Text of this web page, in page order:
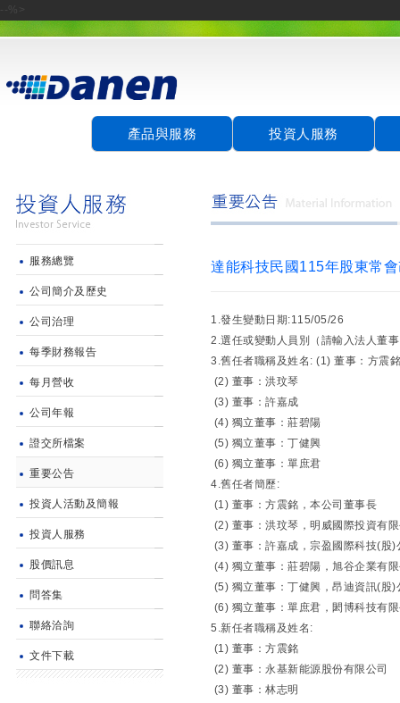
產品與服務 投資人服務
服務總覽
公司簡介及歷史
公司治理
每季財務報告
每月營收
公司年報
證交所檔案
重要公告
投資人活動及簡報
投資人服務
股價訊息
問答集
聯絡洽詢
文件下載
達能科技民國115年股東常
1.發生變動日期:115/05/26
2.選任或變動人員別（請輸入法人董
3.舊任者職稱及姓名: (1) 董事：方震銘
(2) 董事：洪玟琴
(3) 董事：許嘉成
(4) 獨立董事：莊碧陽
(5) 獨立董事：丁健興
(6) 獨立董事：單庶君
4.舊任者簡歷:
(1) 董事：方震銘，本公司董事長
(2) 董事：洪玟琴，明威國際投資有
(3) 董事：許嘉成，宗盈國際科技(股)
(4) 獨立董事：莊碧陽，旭谷企業有
(5) 獨立董事：丁健興，昂迪資訊(股)
(6) 獨立董事：單庶君，閎博科技有
5.新任者職稱及姓名:
(1) 董事：方震銘
(2) 董事：永基新能源股份有限公司
(3) 董事：林志明